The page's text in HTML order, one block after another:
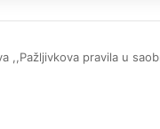
,,Pažljivkova pravila u